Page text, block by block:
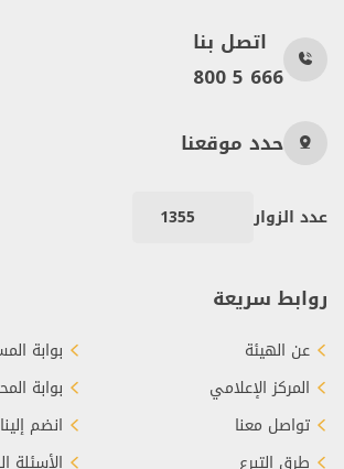
اتصل بنا
800 5 666
حدد موقعنا
عدد الزوار 1355
روابط سريعة
عن الهيئة
المركز الإعلامي
تواصل معنا
طرق التبرع
بوابة
بوابة
انضم إلينا
الأسئلة